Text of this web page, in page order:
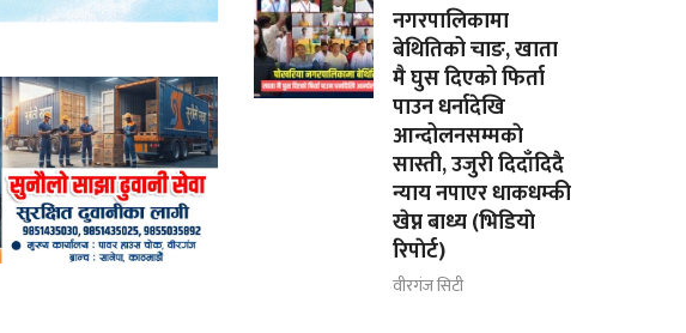
नगरपालिकामा
बेथितिको चाङ, खाता
मै घुस दिएको फिर्ता
पाउन धर्नादेखि
आन्दोलनसम्मकाे
सास्ती, उजुरी दिदाँदिदै
न्याय नपाएर धाकधम्की
खेप्न बाध्य (भिडियाे
रिपाेर्ट)
वीरगंज सिटी